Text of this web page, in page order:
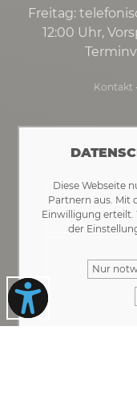
Freitag:
12:00 Uhr,
Kontakt ·
Diese Webseite
Partnern aus. Mit
Einwilligung erteilt.
der
Nur